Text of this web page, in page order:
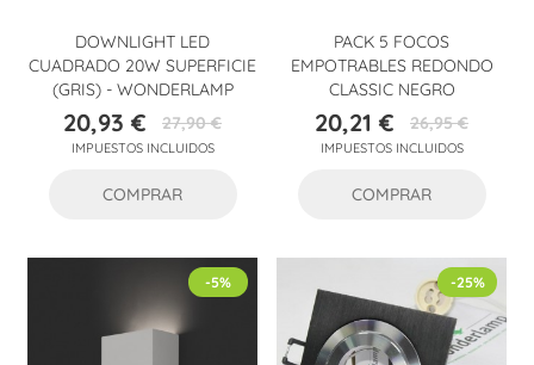
DOWNLIGHT LED
CUADRADO 20W SUPERFICIE
(GRIS) - WONDERLAMP
Precio
20,93 €Precio
base
27,90 €
IMPUESTOS INCLUIDOS
COMPRAR
PACK 5 FOCOS
EMPOTRABLES REDONDO
CLASSIC NEGRO
Precio
20,21 €Precio
base
26,95 €
IMPUESTOS INCLUIDOS
COMPRAR
-5% -25%